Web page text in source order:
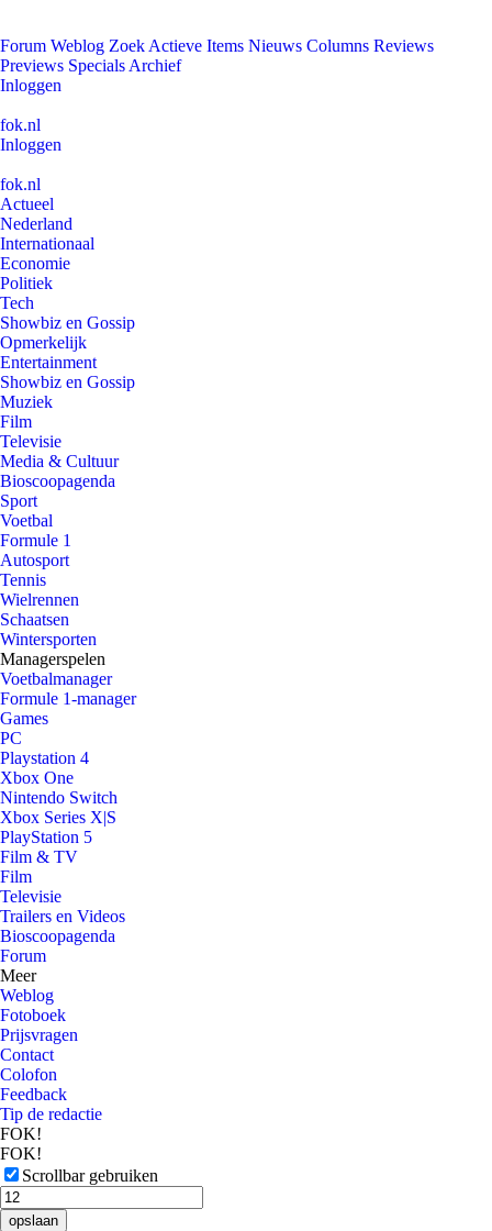
Forum Weblog Zoek Actieve Items Nieuws Columns Reviews
Previews Specials Archief
Inloggen
fok.nl
Inloggen
fok.nl
Actueel
Nederland
Internationaal
Economie
Politiek
Tech
Showbiz en Gossip
Opmerkelijk
Entertainment
Showbiz en Gossip
Muziek
Film
Televisie
Media & Cultuur
Bioscoopagenda
Sport
Voetbal
Formule 1
Autosport
Tennis
Wielrennen
Schaatsen
Wintersporten
Managerspelen
Voetbalmanager
Formule 1-manager
Games
PC
Playstation 4
Xbox One
Nintendo Switch
Xbox Series X|S
PlayStation 5
Film & TV
Film
Televisie
Trailers en Videos
Bioscoopagenda
Forum
Meer
Weblog
Fotoboek
Prijsvragen
Contact
Colofon
Feedback
Tip de redactie
FOK!
FOK!
Scrollbar gebruiken
opslaan